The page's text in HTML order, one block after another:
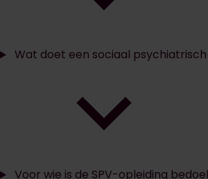
Wat doet een sociaal
Voor wie is de SPV-opleiding